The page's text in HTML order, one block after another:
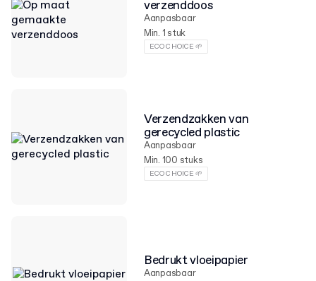
verzenddoos
Aanpasbaar
Min. 1 stuk
ECO CHOICE 🌱
Verzendzakken van
gerecycled plastic
Aanpasbaar
Min. 100 stuks
ECO CHOICE 🌱
Bedrukt vloeipapier
Aanpasbaar